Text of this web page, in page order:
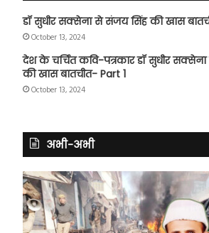
डॉ सुधीर सक्सेना से संजय सिंह की खास
October 13, 2024
देश के चर्चित कवि-पत्रकार डॉ सुधीर
की खास बातचीत- Part 1
October 13, 2024
अभी-अभी